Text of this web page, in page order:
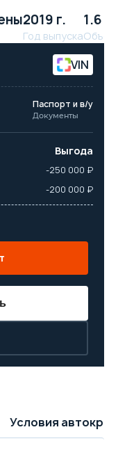
2019 г.
Год выпуска
1.6 л.
Объём
VIN
Паспорт и в/у
Документы
Выгода
-250 000 ₽
-200 000 ₽
Условия